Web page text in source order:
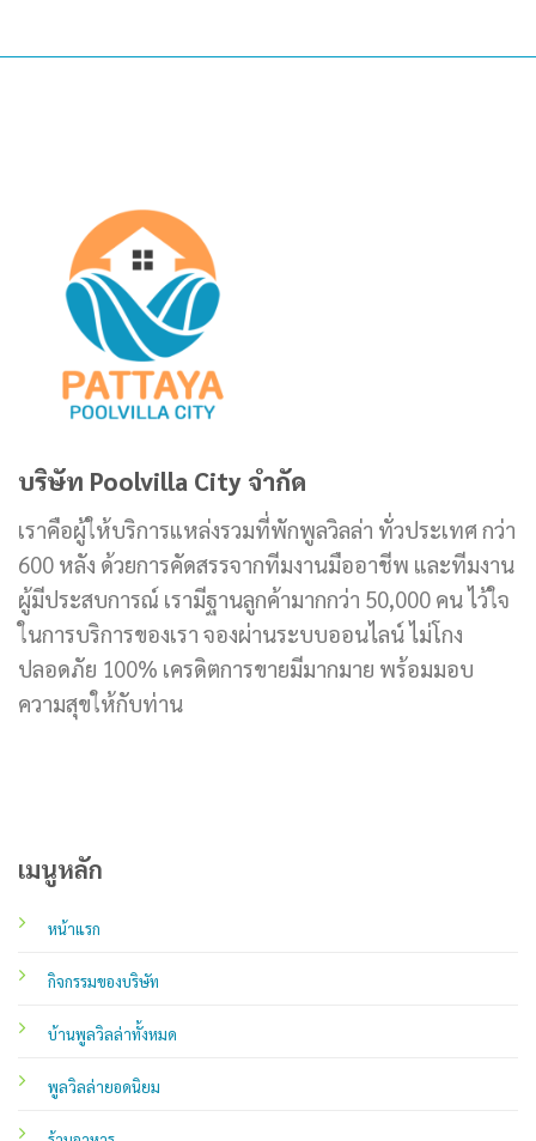
บริษัท Poolvilla City จำกัด
เราคือผู้ให้บริการแหล่งรวมที่พักพูลวิลล่า ทั่วประเทศ กว่า
600 หลัง ด้วยการคัดสรรจากทีมงานมืออาชีพ และทีมงาน
ผู้มีประสบการณ์ เรามีฐานลูกค้ามากกว่า 50,000 คน ไว้ใจ
ในการบริการของเรา จองผ่านระบบออนไลน์ ไม่โกง
ปลอดภัย 100% เครดิตการขายมีมากมาย พร้อมมอบ
ความสุขให้กับท่าน
เมนูหลัก
หน้าแรก
กิจกรรมของบริษัท
บ้านพูลวิลล่าทั้งหมด
พูลวิลล่ายอดนิยม